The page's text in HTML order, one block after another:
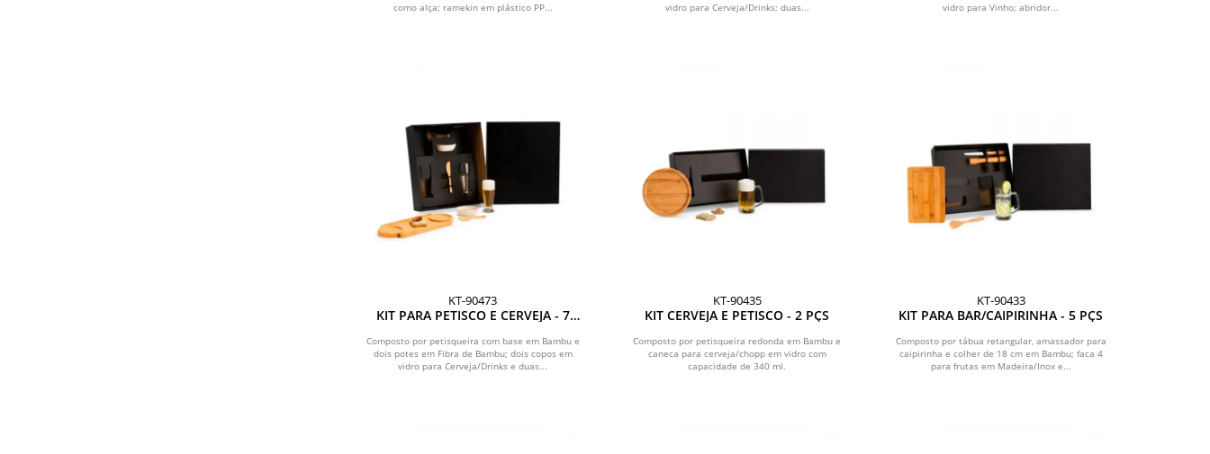
como alça; ramekin em plástico PP...
vidro para Cerveja/Drinks; duas...
vidro para Vinho; abridor...
KT-90473
KIT PARA PETISCO E CERVEJA - 7
Composto por petisqueira com base em Bambu e
dois potes em Fibra de Bambu; dois copos em
vidro para Cerveja/Drinks e duas...
KT-90435
KIT CERVEJA E PETISCO - 2 PÇS
Composto por petisqueira redonda em Bambu e
caneca para cerveja/chopp em vidro com
capacidade de 340 ml.
KT-90433
KIT PARA BAR/CAIPIRINHA - 5 PÇS
Composto por tábua retangular, amassador para
caipirinha e colher de 18 cm em Bambu; faca 4
para frutas em Madeira/Inox e...